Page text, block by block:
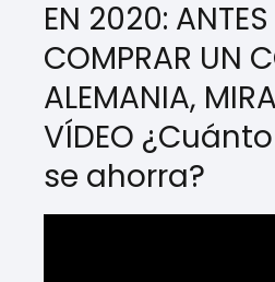
EN 2020: ANTES
COMPRAR UN
ALEMANIA,
VÍDEO
se ahorra?